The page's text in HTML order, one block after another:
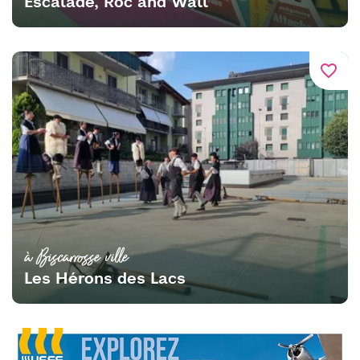
favorite_border
à Biscarrosse ville
Les Hérons des Lacs